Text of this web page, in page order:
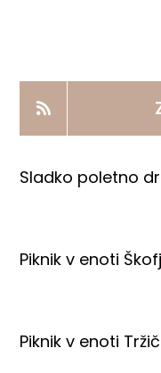
PRODAJNI IZDELKI
AKTUALNO
Sladko poletno
Piknik v enoti
Piknik v enoti Tržič